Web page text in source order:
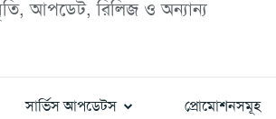
আপডেট, রিলিজ ও অন্যান্য
সার্ভিস আপডেটস প্রোমোশনসমূহ